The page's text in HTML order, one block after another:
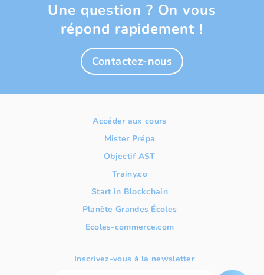
Une question ? On vous
répond rapidement !
Contactez-nous
Accéder aux cours
Mister Prépa
Objectif AST
Trainy.co
Start in Blockchain
Planète Grandes Écoles
Ecoles-commerce.com
Inscrivez-vous à la newsletter